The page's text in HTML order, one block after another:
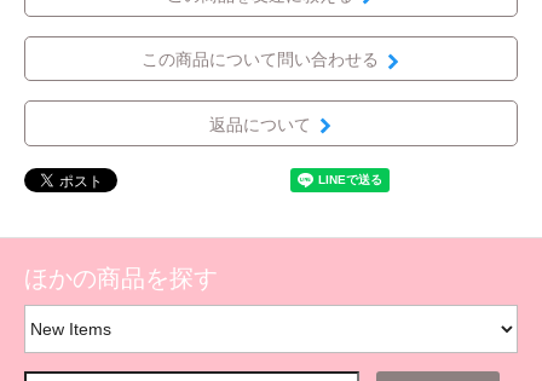
この商品について問い合わせる
返品について
ほかの商品を探す